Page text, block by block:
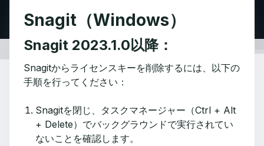
Snagit（Windows）
Snagit 2023.1.0以降：
Snagitからライセンスキーを削除するには、以下の
手順を行ってください：
Snagitを閉じ、タスクマネージャー（Ctrl + Alt
+ Delete）でバックグラウンドで実行されてい
ないことを確認します。